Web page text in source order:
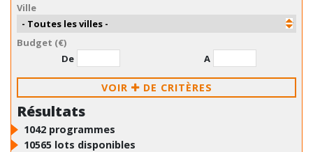
Ville
Budget (€)
De
A
VOIR DE CRITÈRES
Résultats
1042 programmes
10565 lots disponibles